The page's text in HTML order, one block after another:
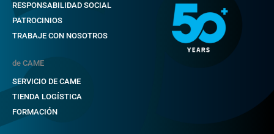
RESPONSABILIDAD SOCIAL
PATROCINIOS
TRABAJE CON NOSOTROS
de CAME
SERVICIO DE CAME
TIENDA LOGÍSTICA
FORMACIÓN